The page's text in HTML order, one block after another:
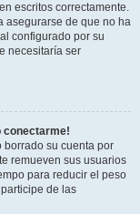
escritos correctamente.
asegurarse de que no ha
configurado por su
necesitaría ser
conectarme!
borrado su cuenta por
remueven sus usuarios
para reducir el peso
de las